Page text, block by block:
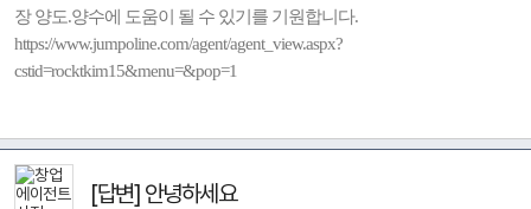
장 양도.양수에 도움이 될 수 있기를 기원합니다.
https://www.jumpoline.com/agent/agent_view.aspx?
cstid=rocktkim15&menu=&pop=1
[답변] 안녕하세요